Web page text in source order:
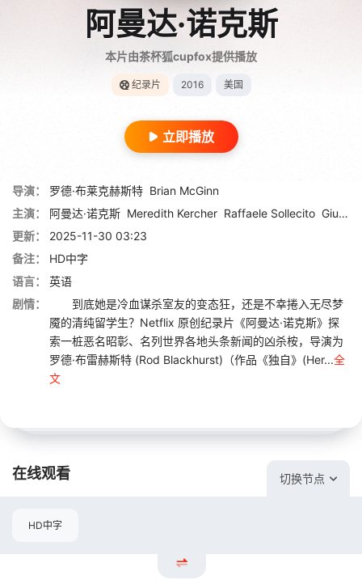
阿曼达·诺克斯
本片由茶杯狐cupfox提供播放
纪录片 2016 美国
立即播放
导演： 罗德·布莱克赫斯特 Brian McGinn
主演：
阿曼达·诺克斯 Meredith Kercher Raffaele Sollecito Giuliano Mignini
更新：
2025-11-30 03:23
备注：
HD中字
语言：
英语
剧情：
到底她是冷血谋杀室友的变态狂，还是不幸捲入无尽梦
魇的清纯留学生？Netflix 原创纪录片《阿曼达·诺克斯》探
索一桩恶名昭彰、名列世界各地头条新闻的凶杀桉，导演为
罗德·布雷赫斯特 (Rod Blackhurst)（作品《独自》(Her...全
文
在线观看 切换节点
HD中字